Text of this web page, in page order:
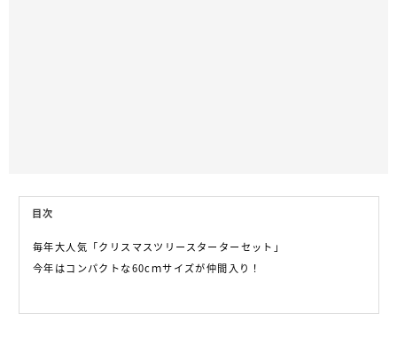
目次
毎年大人気「クリスマスツリースターターセット」
今年はコンパクトな60cｍサイズが仲間入り！